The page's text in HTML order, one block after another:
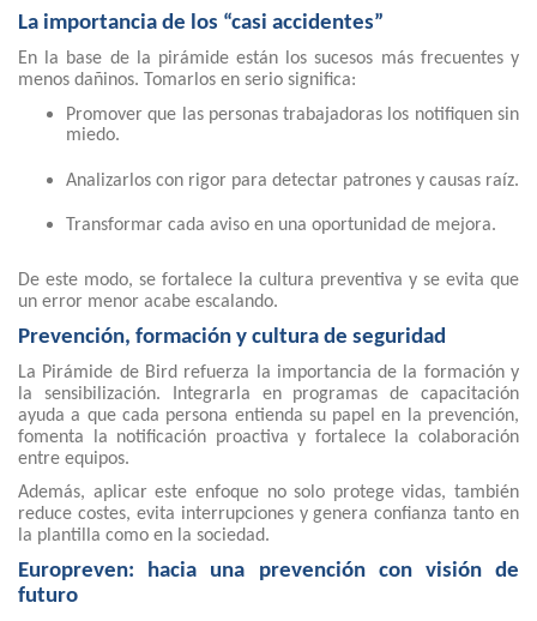
La importancia de los “casi accidentes”
En la base de la pirámide están los sucesos más frecuentes y
menos dañinos. Tomarlos en serio significa:
Promover que las personas trabajadoras los notifiquen sin
miedo.
Analizarlos con rigor para detectar patrones y causas raíz.
Transformar cada aviso en una oportunidad de mejora.
De este modo, se fortalece la cultura preventiva y se evita que
un error menor acabe escalando.
Prevención, formación y cultura de seguridad
La Pirámide de Bird refuerza la importancia de la formación y
la sensibilización. Integrarla en programas de capacitación
ayuda a que cada persona entienda su papel en la prevención,
fomenta la notificación proactiva y fortalece la colaboración
entre equipos.
Además, aplicar este enfoque no solo protege vidas, también
reduce costes, evita interrupciones y genera confianza tanto en
la plantilla como en la sociedad.
Europreven: hacia una prevención con visión de
futuro